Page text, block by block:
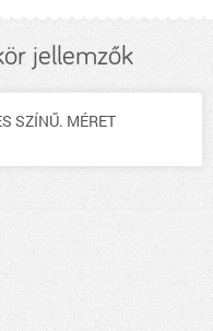
jellemzők
SZÍNŰ. MÉRET